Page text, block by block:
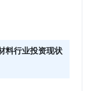
料行业投资现状